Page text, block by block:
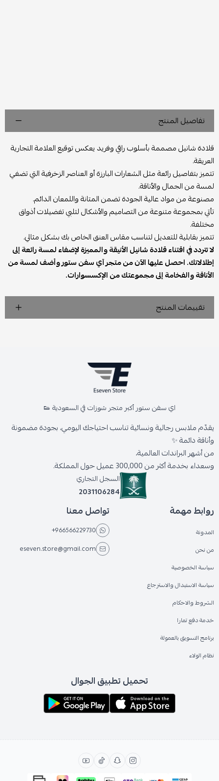
تفاصيل المنتج
قلادة شانيل مصممة بأسلوب راقي وفريد يعكس توقيع العلامة التجارية
العريقة.
تتميز بتفاصيل رائعة مثل الشعارات البارزة أو العناصر الزخرفية التي تضفي
لمسة من الجمال والأناقة.
مصنوعة من مواد عالية الجودة تضمن المتانة واللمعان الدائم.
تأتي بمجموعة متنوعة من التصاميم والأشكال لتلبي تفضيلات أذواق
مختلفة.
تتميز بقابلية للتعديل لتناسب مقاس العنق الخاص بك بشكل مثالي.
لا تتردد في اقتناء قلادة شانيل الأنيقة والمميزة لإضفاء لمسة رائعة إلى
إطلالاتك. احصل عليها الآن من متجر آي سفن ستور وأضف لمسة من
الأناقة والفخامة إلى مجموعتك من الإكسسوارات.
تقييمات المنتج
اي سفن ستور أكبر متجر شوزات في السعودية 👟
يقدّم ملابس رجالية ونسائية تناسب احتياجك اليومي، بجودة مضمونة
وأناقة دائمة ✨
من أشهر البراندات العالمية،
وسعداء بخدمة أكثر من 300,000 عميل حول المملكة.
السجل التجاري
2031106284
روابط مهمة
المدونة
من نحن
سياسة الخصوصية
سياسة الاستبدال والاسترجاع
الشروط والاحكام
خدمة دفع تمارا
برنامج التسويق بالعمولة
نظام الولاء
تواصل معنا
+966566229730
eseven.store@gmail.com
تحميل تطبيق الجوال